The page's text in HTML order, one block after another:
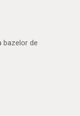
bazelor de